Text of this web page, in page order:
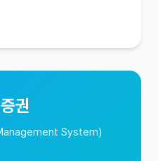
권
System)